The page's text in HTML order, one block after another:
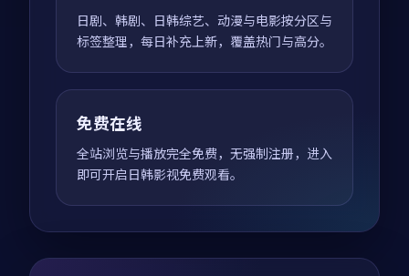
日剧、韩剧、日韩综艺、动漫与电影按分区与
标签整理，每日补充上新，覆盖热门与高分。
免费在线
全站浏览与播放完全免费，无强制注册，进入
即可开启日韩影视免费观看。